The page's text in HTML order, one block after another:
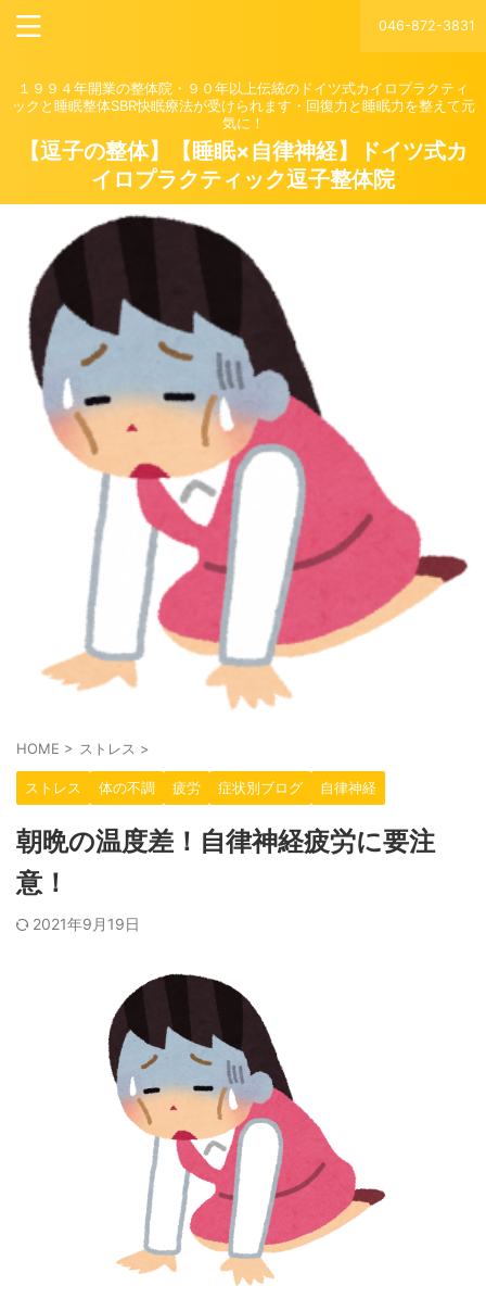
046-872-3831
１９９４年開業の整体院・９０年以上伝統のドイツ式カイロプラクティ
ックと睡眠整体SBR快眠療法が受けられます・回復力と睡眠力を整えて元
気に！
【逗子の整体】【睡眠×自律神経】ドイツ式カ
イロプラクティック逗子整体院
HOME > ストレス >
ストレス 体の不調 疲労 症状別ブログ 自律神経
朝晩の温度差！自律神経疲労に要注
意！
2021年9月19日